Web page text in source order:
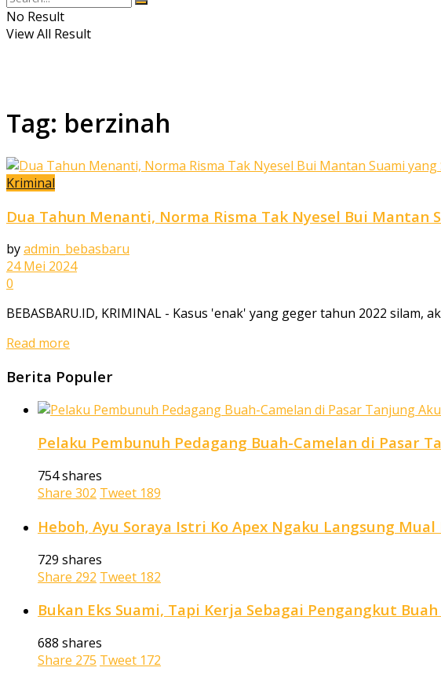
No Result
View All Result
Tag: berzinah
Kriminal
Dua Tahun Menanti, Norma Risma Tak Nyesel Bui Mantan
byadmin_bebasbaru
24 Mei 2024
0
BEBASBARU.ID, KRIMINAL - Kasus 'enak' yang geger tahun 2022 silam,
Read more
Berita Populer
Pelaku Pembunuh Pedagang Buah-Camelan di Pasar
754 shares
Share 302 Tweet 189
Heboh, Ayu Soraya Istri Ko Apex Ngaku Langsung
729 shares
Share 292 Tweet 182
Bukan Eks Suami, Tapi Kerja Sebagai Pengangkut
688 shares
Share 275 Tweet 172